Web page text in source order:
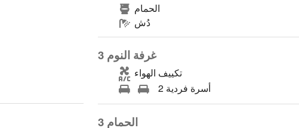
الحمام
دُش
غرفة النوم 3
تكييف الهواء
2 أسرة فردية
الحمام 3